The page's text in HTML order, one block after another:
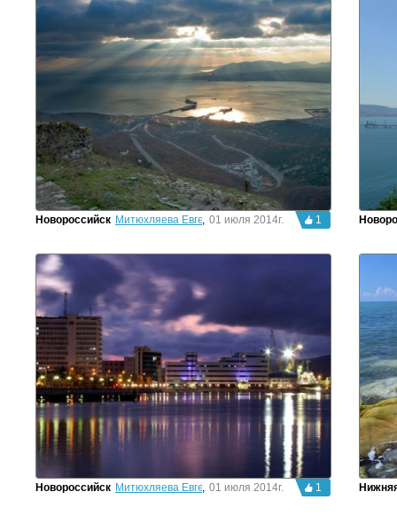
Новороссийск Митюхляева Евгения
, 01 июля 2014г. 1
Новороссийск Митюхляева Евгения
, 01 июля 2014г. 1